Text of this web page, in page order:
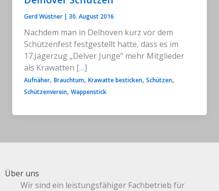
Gerd Wüstner | 30. August 2016
Nachdem man in Delhoven kurz vor dem
Schützenfest festgestellt hatte, dass es im
17.Jägerzug „Delver Junge“ mehr Mitglieder
als Krawatten […]
Aufnäher, Brauchtum, Krawatte besticken, Schützen,
Schützenverein, Wappenstick
Über uns
Wir sind ein leistungsfähiger Fachbetrieb für